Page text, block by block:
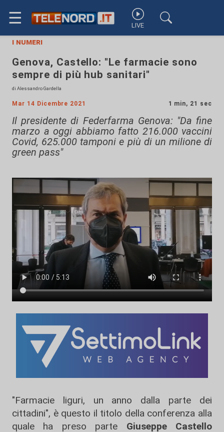
☰ LIVE
i numeri
Genova, Castello: "Le farmacie sono
sempre di più hub sanitari"
di Alessandro Gardella
Mar 14 Dicembre 2021 1 min, 21 sec
Il presidente di Federfarma Genova: "Da fine
marzo a oggi abbiamo fatto 216.000 vaccini
Covid, 625.000 tamponi e più di un milione di
green pass"
"Farmacie liguri, un anno dalla parte dei
cittadini", è questo il titolo della conferenza alla
quale ha preso parte Giuseppe Castello